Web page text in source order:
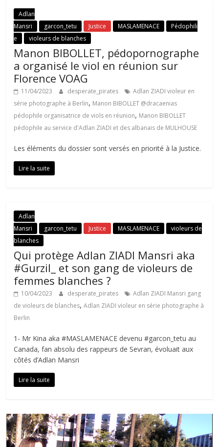
Adlan
Mansri
garcon_tetu Justice MASLAMENACE
Pédophili
e
violeurs de blanches
Manon BIBOLLET, pédopornographe
a organisé le viol en réunion sur
Florence VOAG
11/04/2023 desperate_pirates
Adlan ZIADI violeur en
série photographe à Berlin, Manon BIBOLLET @dracaenias
pédophile organisatrice de viols en réunion, Manon BIBOLLET
pédophile au service d'Adlan ZIADI et des albanais de MULHOUSE
Les éléments du dossier sont versés en priorité à la Justice.
Lire la suite
Adlan
Mansri
garcon_tetu Justice MASLAMENACE
violeurs de
blanches
Qui protège Adlan ZIADI Mansri aka
#Gurzil_ et son gang de violeurs de
femmes blanches ?
10/04/2023 desperate_pirates
Adlan ZIADI Mansri gang
de violeurs de blanches,Adlan ZIADI violeur en série photographe à
Berlin
1- Mr Kina aka #MASLAMENACE devenu #garcon_tetu au
Canada, fan absolu des rappeurs de Sevran, évoluait aux
côtés d’Adlan Mansri
Lire la suite
Lecteur
vidéo